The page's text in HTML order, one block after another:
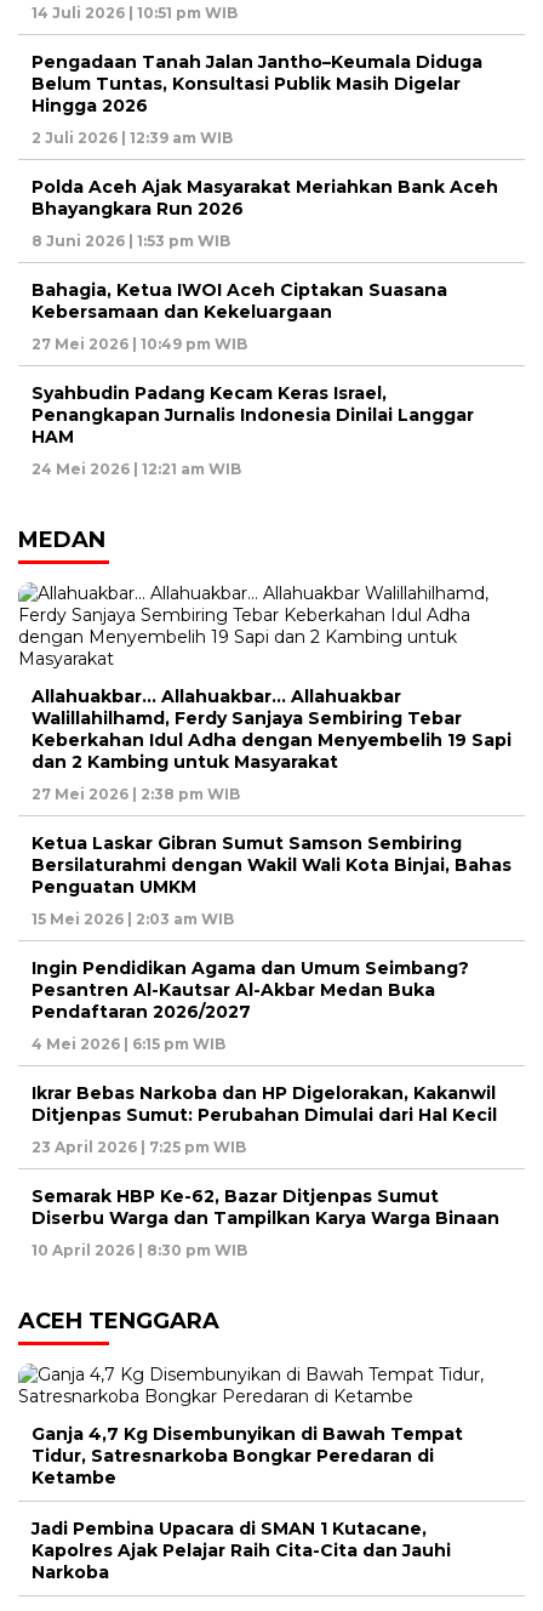
14 Juli 2026 | 10:51 pm WIB
Pengadaan Tanah Jalan Jantho–Keumala Diduga
Belum Tuntas, Konsultasi Publik Masih Digelar
Hingga 2026
2 Juli 2026 | 12:39 am WIB
Polda Aceh Ajak Masyarakat Meriahkan Bank Aceh
Bhayangkara Run 2026
8 Juni 2026 | 1:53 pm WIB
Bahagia, Ketua IWOI Aceh Ciptakan Suasana
Kebersamaan dan Kekeluargaan
27 Mei 2026 | 10:49 pm WIB
Syahbudin Padang Kecam Keras Israel,
Penangkapan Jurnalis Indonesia Dinilai Langgar
HAM
24 Mei 2026 | 12:21 am WIB
MEDAN
Allahuakbar… Allahuakbar… Allahuakbar
Walillahilhamd, Ferdy Sanjaya Sembiring Tebar
Keberkahan Idul Adha dengan Menyembelih 19 Sapi
dan 2 Kambing untuk Masyarakat
27 Mei 2026 | 2:38 pm WIB
Ketua Laskar Gibran Sumut Samson Sembiring
Bersilaturahmi dengan Wakil Wali Kota Binjai, Bahas
Penguatan UMKM
15 Mei 2026 | 2:03 am WIB
Ingin Pendidikan Agama dan Umum Seimbang?
Pesantren Al-Kautsar Al-Akbar Medan Buka
Pendaftaran 2026/2027
4 Mei 2026 | 6:15 pm WIB
Ikrar Bebas Narkoba dan HP Digelorakan, Kakanwil
Ditjenpas Sumut: Perubahan Dimulai dari Hal Kecil
23 April 2026 | 7:25 pm WIB
Semarak HBP Ke-62, Bazar Ditjenpas Sumut
Diserbu Warga dan Tampilkan Karya Warga Binaan
10 April 2026 | 8:30 pm WIB
ACEH TENGGARA
Ganja 4,7 Kg Disembunyikan di Bawah Tempat
Tidur, Satresnarkoba Bongkar Peredaran di
Ketambe
Jadi Pembina Upacara di SMAN 1 Kutacane,
Kapolres Ajak Pelajar Raih Cita-Cita dan Jauhi
Narkoba